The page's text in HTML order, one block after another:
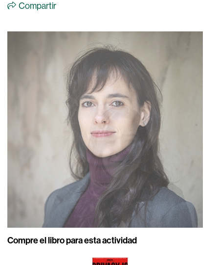
Compartir
Compre el libro para esta actividad